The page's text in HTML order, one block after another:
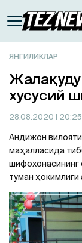
ЯНГИЛИКЛАР
хусусий
28.08.2020 | 20:25
Андижон
маҳалласида
шифохонасининг
туман